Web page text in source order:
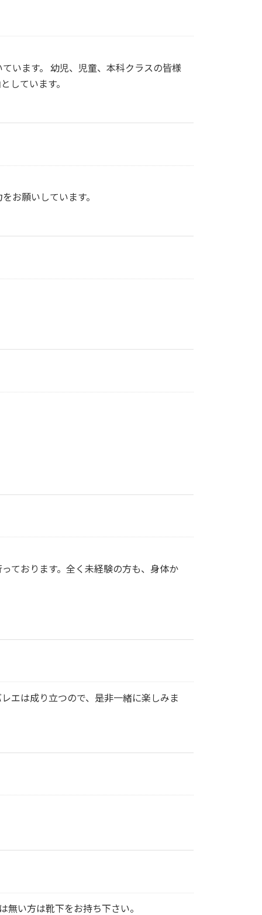
います。 幼児、児童、本科クラスの皆様
しています。
お願いしています。
ております。全く未経験の方も、身体か
エは成り立つので、是非一緒に楽しみま
い方は靴下をお持ち下さい。